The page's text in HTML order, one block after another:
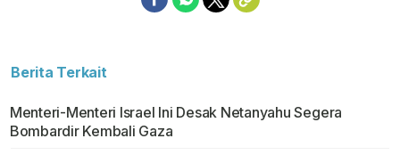
Berita Terkait
Menteri-Menteri Israel Ini Desak Netanyahu Segera
Bombardir Kembali Gaza